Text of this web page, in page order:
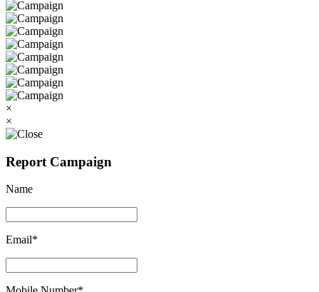
×
×
Report Campaign
Name
Email*